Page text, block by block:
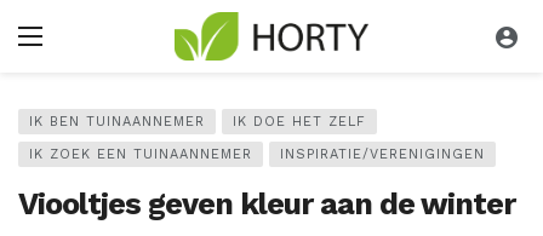
IK BEN TUINAANNEMER IK DOE HET ZELF
IK ZOEK EEN TUINAANNEMER INSPIRATIE/VERENIGINGEN
Viooltjes geven kleur aan de winter